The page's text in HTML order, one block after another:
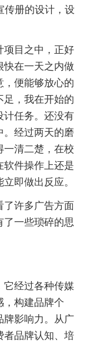
传册的设计，设
项目之中，正好
快在一天之内做
，便能够放心的
足，我在开始的
计任务。还没有
。经过两天的磨
一清二楚，在校
软件操作上还是
即做出反应。
了许多广告方面
了一些琐碎的思
它经过各种传媒
，构建品牌个
牌影响力。从广
者品牌认知、培